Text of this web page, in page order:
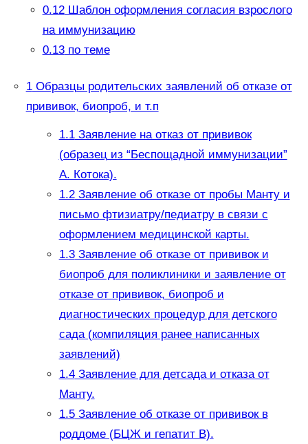
0.12Шаблон оформления согласия взрослого
на иммунизацию
0.13по теме
1Образцы родительских заявлений об отказе от
прививок, биопроб, и т.п
1.1Заявление на отказ от прививок
(образец из “Беспощадной иммунизации”
А. Котока).
1.2Заявление об отказе от пробы Манту и
письмо фтизиатру/педиатру в связи с
оформлением медицинской карты.
1.3Заявление об отказе от прививок и
биопроб для поликлиники и заявление от
отказе от прививок, биопроб и
диагностических процедур для детского
сада (компиляция ранее написанных
заявлений)
1.4Заявление для детсада и отказа от
Манту.
1.5Заявление об отказе от прививок в
роддоме (БЦЖ и гепатит В).